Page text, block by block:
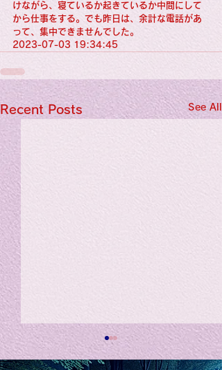
けながら、寝ているか起きているか中間にして
から仕事をする。でも昨日は、余計な電話があ
って、集中できませんでした。
2023-07-03 19:34:45
Recent Posts See All
私の能力を、大幅に加速